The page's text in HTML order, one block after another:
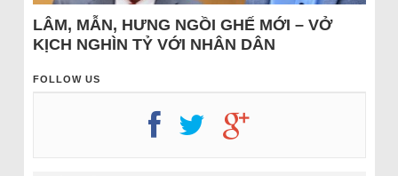
LÂM, MẪN, HƯNG NGỒI GHẾ MỚI – VỞ
KỊCH NGHÌN TỶ VỚI NHÂN DÂN
FOLLOW US